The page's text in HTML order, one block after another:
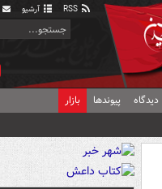
آرشیو
دیدگاه پیوندها بازار